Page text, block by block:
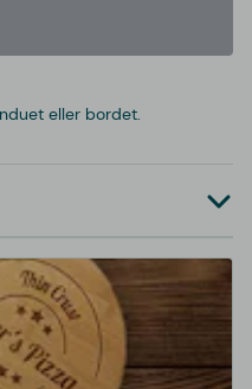
eller bordet.